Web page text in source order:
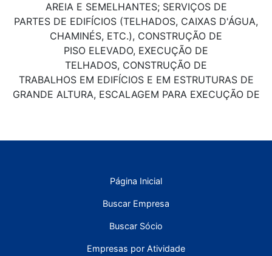
AREIA E SEMELHANTES; SERVIÇOS DE
PARTES DE EDIFÍCIOS (TELHADOS, CAIXAS D'ÁGUA,
CHAMINÉS, ETC.), CONSTRUÇÃO DE
PISO ELEVADO, EXECUÇÃO DE
TELHADOS, CONSTRUÇÃO DE
TRABALHOS EM EDIFÍCIOS E EM ESTRUTURAS DE
GRANDE ALTURA, ESCALAGEM PARA EXECUÇÃO DE
Página Inicial
Buscar Empresa
Buscar Sócio
Empresas por Atividade